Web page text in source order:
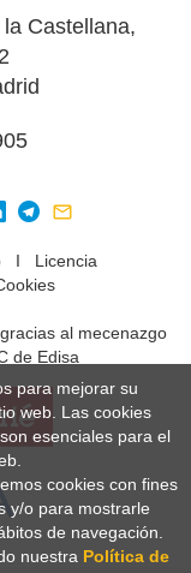
Castellana,
I Licencia
al mecenazgo
de Edisa
para mejorar su
web. Las cookies
esenciales para el
cookies con fines
y/o para mostrarle
de navegación.
nuestra Política de